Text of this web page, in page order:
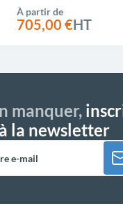
À partir de
705,00 €HT
manquer,
à la newsletter